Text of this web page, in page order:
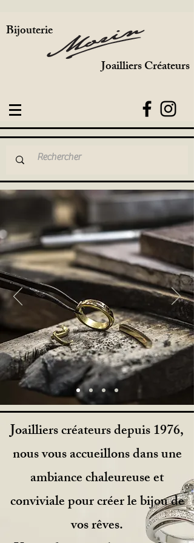
Bijouterie
Joailliers Créateurs
Joailliers créateurs depuis 1976,
nous vous accueillons dans une
ambiance chaleureuse et
conviviale pour créer le bijoude
vos rêves.